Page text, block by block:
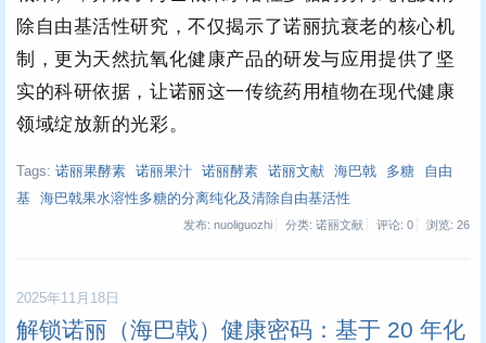
除自由基活性研究，不仅揭示了诺丽抗衰老的核心机
制，更为天然抗氧化健康产品的研发与应用提供了坚
实的科研依据，让诺丽这一传统药用植物在现代健康
领域绽放新的光彩。
Tags: 诺丽果酵素 诺丽果汁 诺丽酵素 诺丽文献 海巴戟 多糖
自由
基
海巴戟果水溶性多糖的分离纯化及清除自由基活性
发布: nuoliguozhi 分类: 诺丽文献 评论: 0 浏览: 26
2025年11月18日
解锁诺丽（海巴戟）健康密码：基于 20 年化